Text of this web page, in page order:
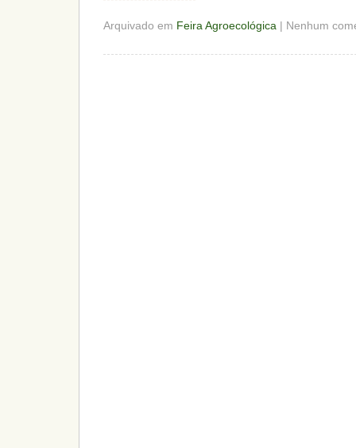
Arquivado em Feira Agroecológica | Nenhum